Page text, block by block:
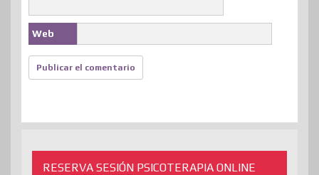
Web
RESERVA SESIÓN PSICOTERAPIA ONLINE